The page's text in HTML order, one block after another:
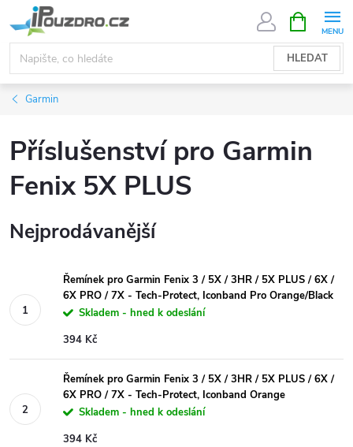
na
obsah
HLEDAT
NÁKUPNÍ
KOŠÍK
Garmin
Příslušenství pro Garmin
Fenix 5X PLUS
Nejprodávanější
Řemínek pro Garmin Fenix 3 / 5X / 3HR / 5X PLUS / 6X /
6X PRO / 7X - Tech-Protect, Iconband Pro Orange/Black
Skladem - hned k odeslání
394 Kč
Řemínek pro Garmin Fenix 3 / 5X / 3HR / 5X PLUS / 6X /
6X PRO / 7X - Tech-Protect, Iconband Orange
Skladem - hned k odeslání
394 Kč